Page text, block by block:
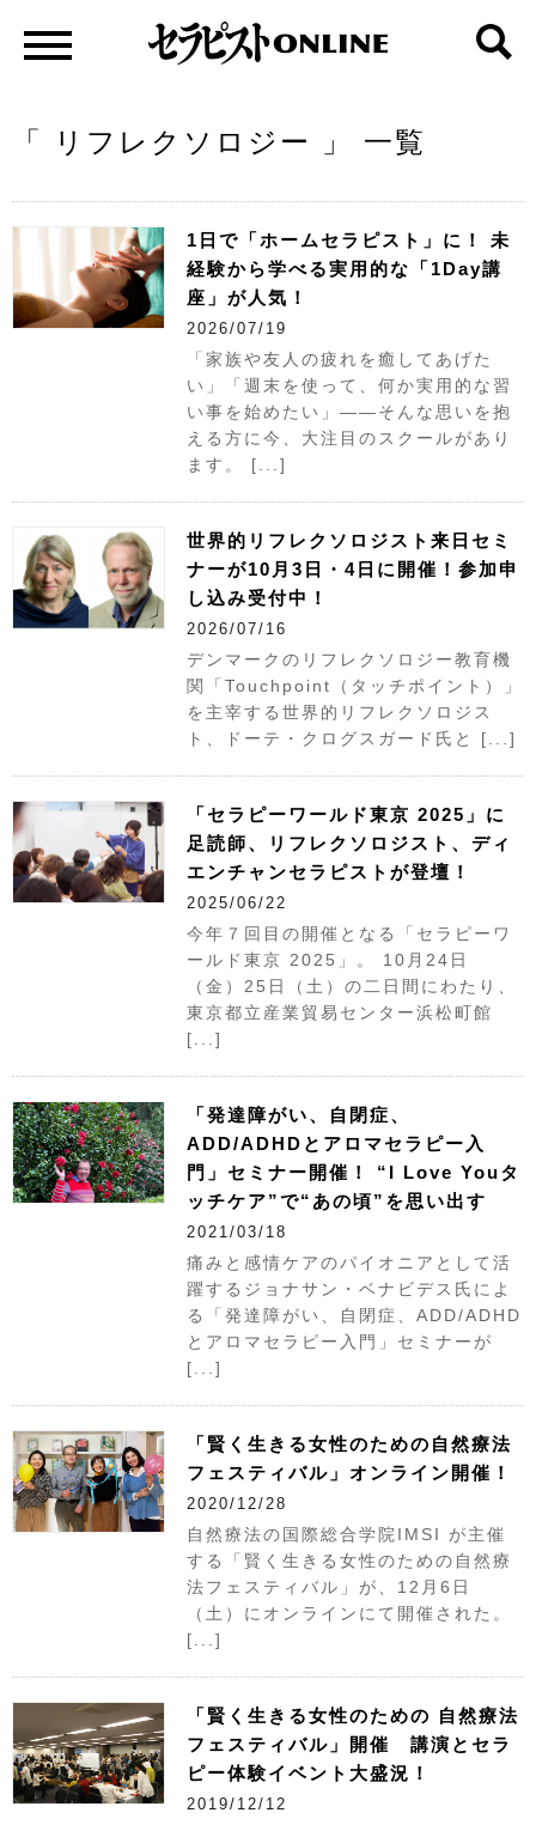
「 リフレクソロジー 」 一覧
1日で「ホームセラピスト」に！ 未
経験から学べる実用的な「1Day講
座」が人気！
2026/07/19
「家族や友人の疲れを癒してあげた
い」「週末を使って、何か実用的な習
い事を始めたい」――そんな思いを抱
える方に今、大注目のスクールがあり
ます。 [...]
世界的リフレクソロジスト来日セミ
ナーが10月3日・4日に開催！参加申
し込み受付中！
2026/07/16
デンマークのリフレクソロジー教育機
関「Touchpoint（タッチポイント）」
を主宰する世界的リフレクソロジス
ト、ドーテ・クログスガード氏と [...]
「セラピーワールド東京 2025」に
足読師、リフレクソロジスト、ディ
エンチャンセラピストが登壇！
2025/06/22
今年７回目の開催となる「セラピーワ
ールド東京 2025」。 10月24日
（金）25日（土）の二日間にわたり、
東京都立産業貿易センター浜松町館
[...]
「発達障がい、自閉症、
ADD/ADHDとアロマセラピー入
門」セミナー開催！ “I Love Youタ
ッチケア”で“あの頃”を思い出す
2021/03/18
痛みと感情ケアのパイオニアとして活
躍するジョナサン・ベナビデス氏によ
る「発達障がい、自閉症、ADD/ADHD
とアロマセラピー入門」セミナーが
[...]
「賢く生きる女性のための自然療法
フェスティバル」オンライン開催！
2020/12/28
自然療法の国際総合学院IMSI が主催
する「賢く生きる女性のための自然療
法フェスティバル」が、12月6日
（土）にオンラインにて開催された。
[...]
「賢く生きる女性のための 自然療法
フェスティバル」開催 講演とセラ
ピー体験イベント大盛況！
2019/12/12